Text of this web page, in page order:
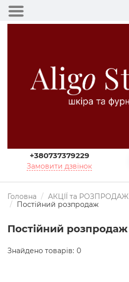
+380737379229
Замовити дзвінок
Головна
АКЦІЇ та РОЗПРОДАЖ
Постійний розпродаж
Постійний розпродаж
Знайдено товарів: 0